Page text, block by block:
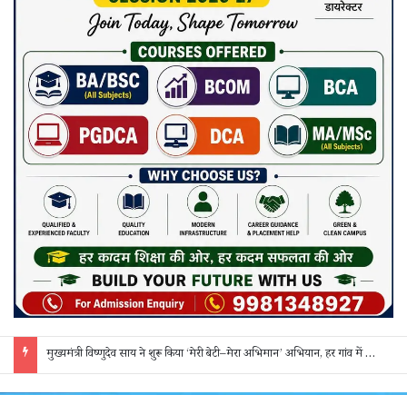
मुख्यमंत्री विष्णुदेव साय ने शुरू किया ‘मेरी बेटी–मेरा अभिमान’ अभियान, हर गांव में मुक्तिधाम और हर स्कूल में बालिका शौचालय